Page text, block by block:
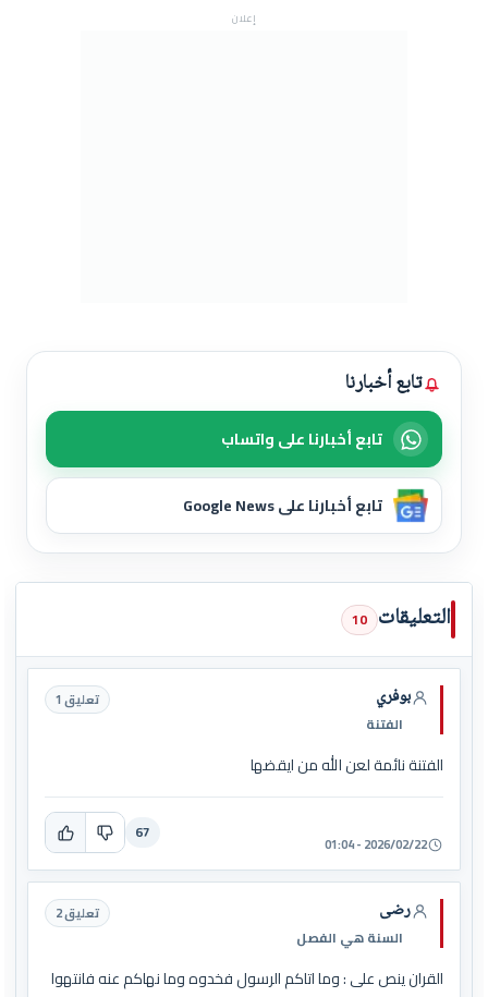
إعلان
تابع أخبارنا
تابع أخبارنا على واتساب
تابع أخبارنا على Google News
التعليقات 10
بوفري
الفتنة
تعليق 1
الفتنة نائمة لعن الله من ايقضها
2026/02/22 - 01:04
67
رضى
السنة هي الفصل
تعليق 2
القران ينص على : وما اتاكم الرسول فخدوه وما نهاكم عنه فانتهوا